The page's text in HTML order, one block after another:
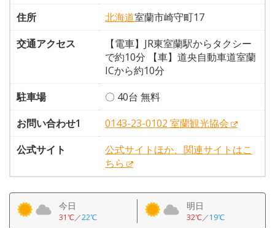
住所
北海道室蘭市崎守町17
交通アクセス
【電車】JR東室蘭駅からタクシー
で約10分 【車】道央自動車道室蘭
ICから約10分
駐車場
〇 40台 無料
お問い合わせ1
0143-23-0102 室蘭観光協会
公式サイト
公式サイトほか、関連サイトはこ
ちら
今日
31℃／22℃
明日
32℃／19℃